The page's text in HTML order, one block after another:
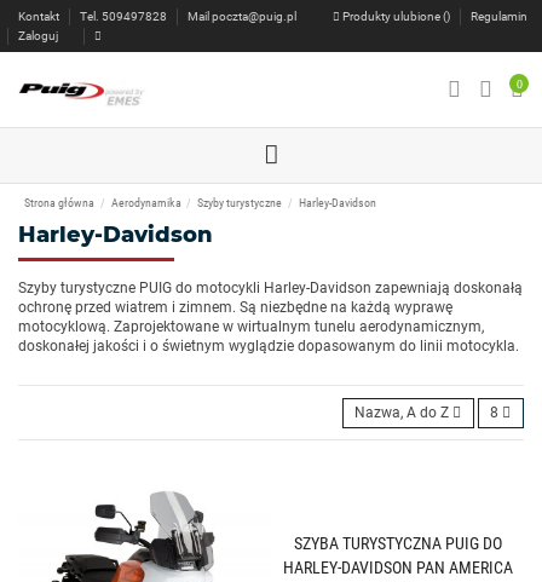
Kontakt Tel. 509497828 Mail poczta@puig.pl Produkty ulubione ()
Regulamin
Zaloguj
0
Strona główna Aerodynamika Szyby turystyczne Harley-Davidson
Harley-Davidson
Szyby turystyczne PUIG do motocykli Harley-Davidson zapewniają doskonałą
ochronę przed wiatrem i zimnem. Są niezbędne na każdą wyprawę
motocyklową. Zaprojektowane w wirtualnym tunelu aerodynamicznym,
doskonałej jakości i o świetnym wyglądzie dopasowanym do linii motocykla.
Nazwa, A do Z 8
SZYBA TURYSTYCZNA PUIG DO
HARLEY-DAVIDSON PAN AMERICA